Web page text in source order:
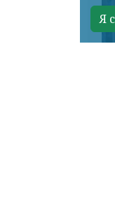
Я